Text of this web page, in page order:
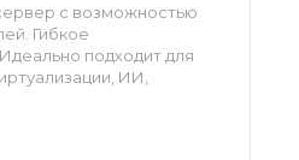
с возможностью
Гибкое
подходит для
ИИ,